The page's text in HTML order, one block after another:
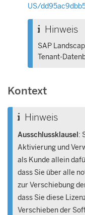
US/
Hinweis
SAP
Tenant-
Kontext
Hinweis
Ausschlussklausel :
Aktivierung und
als Kunde allein
dass Sie über alle
zur Verschiebung
dass Sie diese
Verschieben der